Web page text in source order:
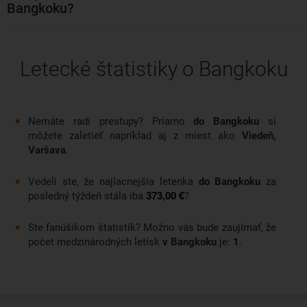
Bangkoku?
Letecké štatistiky o Bangkoku
Nemáte radi prestupy? Priamo do Bangkoku si
môžete zaletieť napríklad aj z miest ako Viedeň,
Varšava.
Vedeli ste, že najlacnejšia letenka do Bangkoku za
posledný týždeň stála iba 373,00 €?
Ste fanúšikom štatistík? Možno vás bude zaujímať, že
počet medzinárodných letísk v Bangkoku je: 1 .